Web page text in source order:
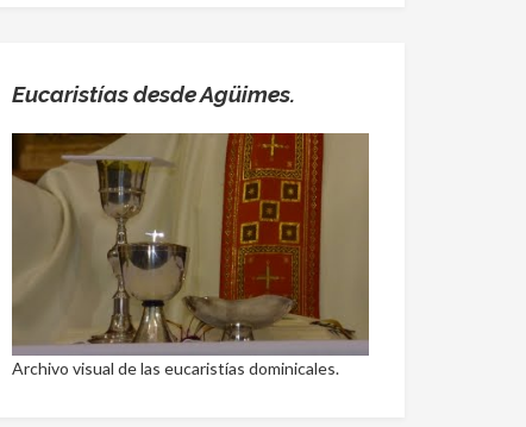
Eucaristías desde Agüimes.
Archivo visual de las eucaristías dominicales.